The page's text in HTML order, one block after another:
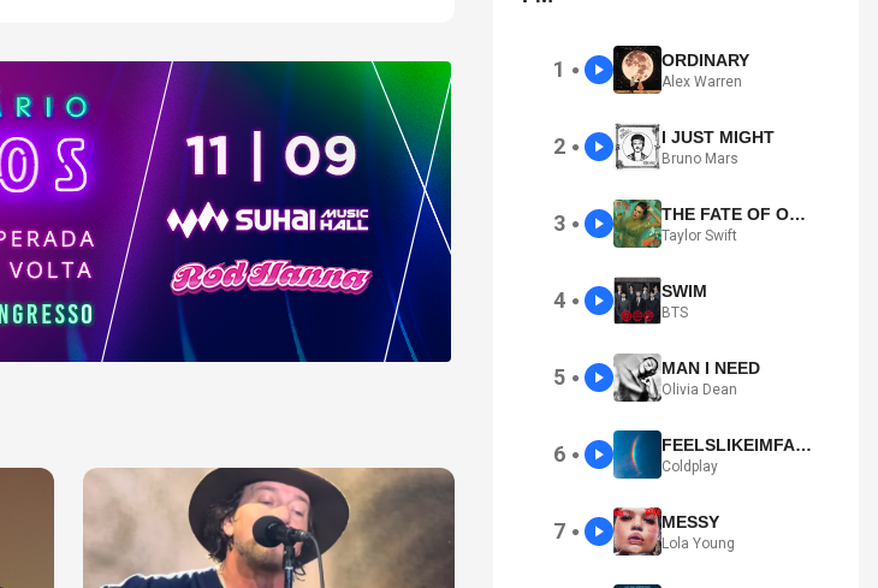
1 ● ORDINARY
Alex Warren
2 ● I JUST MIGHT
Bruno Mars
3 ● THE FATE OF OPHELIA
Taylor Swift
4 ● SWIM
BTS
5 ● MAN I NEED
Olivia Dean
6 ● FEELSLIKEIMFALLINGINLOVE
Coldplay
7 ● MESSY
Lola Young